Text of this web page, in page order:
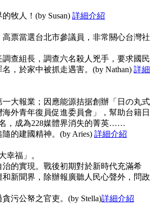
牧人！(by Susan) 詳細介紹
票當選台北市參議員，非常關心台灣社
查組長，調查六名殺人兇手，要求國民
，於家中被抓走遇害。(by Nathan) 詳細
大報業；因應能源拮据創辦「日の丸式
外青年復員促進委員會」，幫助台籍日
，成為228媒體界消失的菁英……
的建國精神。(by Aries) 詳細介紹
幸福」。
的實現。戰後初期對於新時代充滿希
新聞界，除辦報廣聽人民心聲外，問政
污公帑之官吏。(by Stella)詳細介紹